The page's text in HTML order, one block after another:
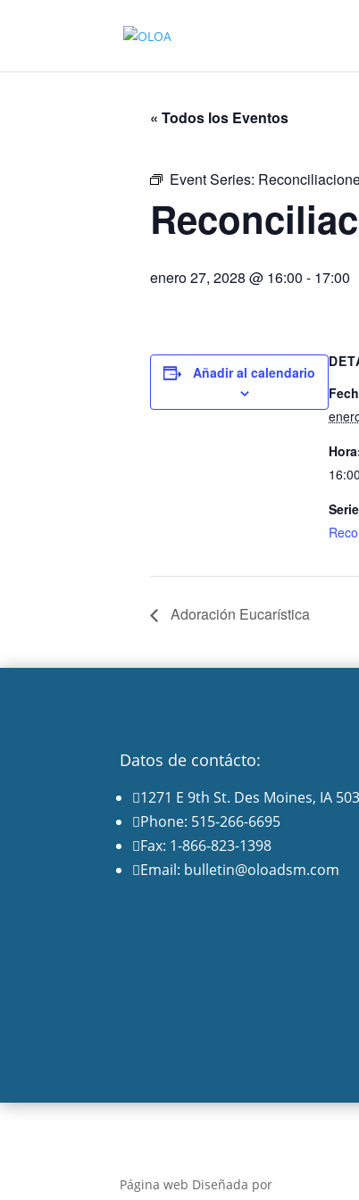
« Todos los Eventos
Event Series:
enero 27, 2028 @ 16:00 - 17:00
Añadir al calendario
Adoración Eucarística
Datos de contácto:
1271 E 9th St. Des Moines, IA
Phone: 515-266-6695
Fax: 1-866-823-1398
Email: bulletin@oloadsm.com
Página web Diseñada por